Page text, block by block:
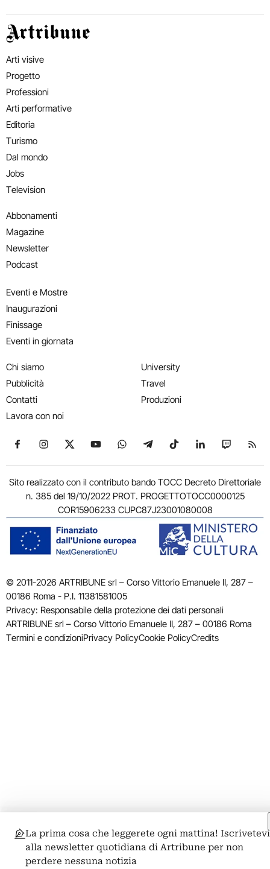
Artribune
Arti visive
Progetto
Professioni
Arti performative
Editoria
Turismo
Dal mondo
Jobs
Television
Abbonamenti
Magazine
Newsletter
Podcast
Eventi e Mostre
Inaugurazioni
Finissage
Eventi in giornata
Chi siamo
Pubblicità
Contatti
Lavora con noi
University
Travel
Produzioni
Seguici su Facebook
Seguici su Instagram
Seguici su X
Seguici su YouTube
Seguici su WhatsApp
Seguici su Telegram
Seguici su TikTok
Seguici su
Seguici
Sito realizzato con il contributo bando TOCC Decreto Direttoriale
n. 385 del 19/10/2022 PROT. PROGETTOTOCC0000125
COR15906233 CUPC87J23001080008
© 2011-2026 ARTRIBUNE srl – Corso Vittorio Emanuele II, 287 –
00186 Roma - P.I. 11381581005
Privacy: Responsabile della protezione dei dati personali
ARTRIBUNE srl – Corso Vittorio Emanuele II, 287 – 00186 Roma
Termini e condizioniPrivacy PolicyCookie PolicyCredits
La prima cosa che leggerete ogni mattina! Iscrivetevi
alla newsletter quotidiana di Artribune per non
perdere nessuna notizia